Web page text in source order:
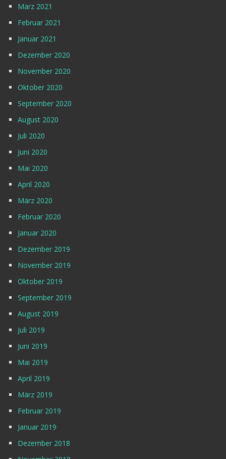
März 2021
Februar 2021
Januar 2021
Dezember 2020
November 2020
Oktober 2020
September 2020
August 2020
Juli 2020
Juni 2020
Mai 2020
April 2020
März 2020
Februar 2020
Januar 2020
Dezember 2019
November 2019
Oktober 2019
September 2019
August 2019
Juli 2019
Juni 2019
Mai 2019
April 2019
März 2019
Februar 2019
Januar 2019
Dezember 2018